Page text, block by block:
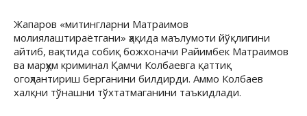
Жапаров «митингларни Матраимов
молиялаштираётгани» ҳақида маълумоти йўқлигини
айтиб, вақтида собиқ божхоначи Райимбек Матраимов
ва марҳум криминал Қамчи Колбаевга қаттиқ
огоҳлантириш берганини билдирди. Аммо Колбаев
халқни тўнашни тўхтатмаганини таъкидлади.